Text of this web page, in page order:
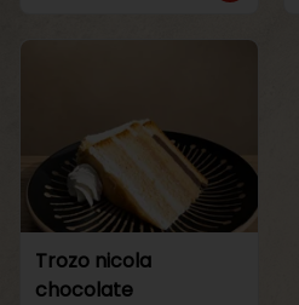
Trozo nicola
chocolate